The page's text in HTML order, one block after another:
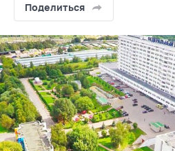
Поделиться